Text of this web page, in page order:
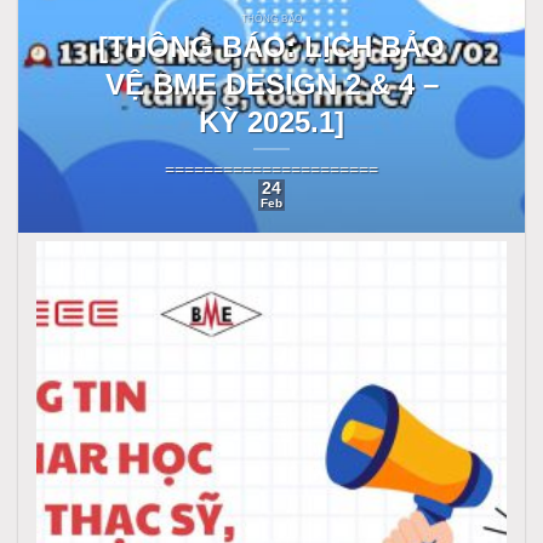
THÔNG BÁO
[THÔNG BÁO: LỊCH BẢO
VỆ BME DESIGN 2 & 4 –
KỲ 2025.1]
======================
24
Feb